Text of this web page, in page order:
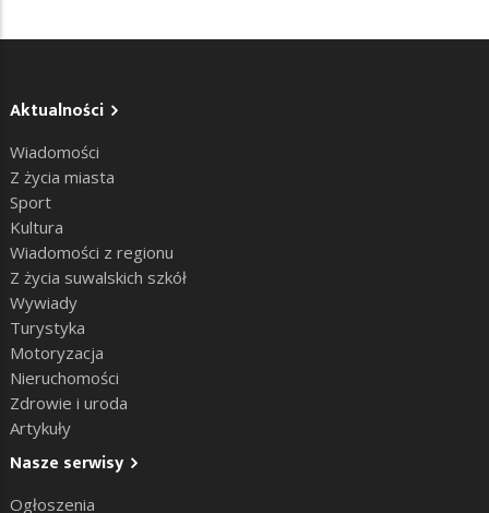
Aktualności
Wiadomości
Z życia miasta
Sport
Kultura
Wiadomości z regionu
Z życia suwalskich szkół
Wywiady
Turystyka
Motoryzacja
Nieruchomości
Zdrowie i uroda
Artykuły
Nasze serwisy
Ogłoszenia